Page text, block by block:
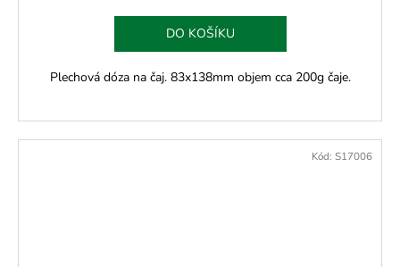
DO KOŠÍKU
Plechová dóza na čaj. 83x138mm objem cca 200g čaje.
Kód: S17006